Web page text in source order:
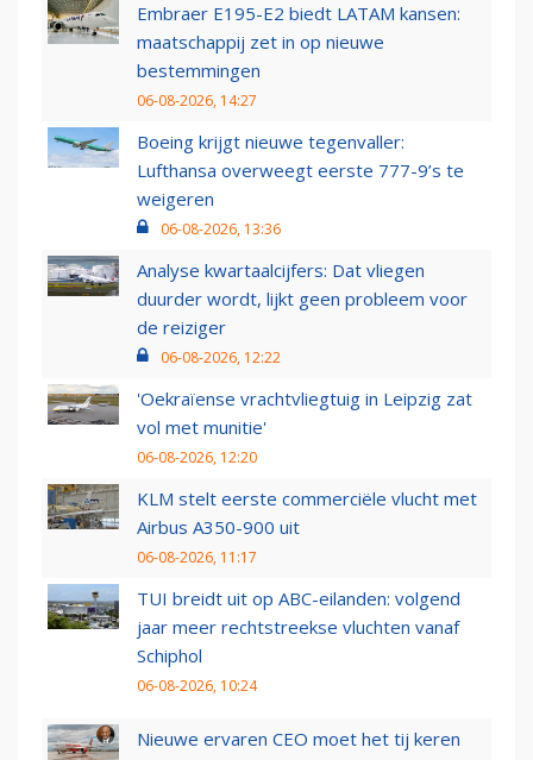
Embraer E195-E2 biedt LATAM kansen:
maatschappij zet in op nieuwe
bestemmingen
06-08-2026, 14:27
Boeing krijgt nieuwe tegenvaller:
Lufthansa overweegt eerste 777-9’s te
weigeren
06-08-2026, 13:36
Analyse kwartaalcijfers: Dat vliegen
duurder wordt, lijkt geen probleem voor
de reiziger
06-08-2026, 12:22
'Oekraïense vrachtvliegtuig in Leipzig zat
vol met munitie'
06-08-2026, 12:20
KLM stelt eerste commerciële vlucht met
Airbus A350-900 uit
06-08-2026, 11:17
TUI breidt uit op ABC-eilanden: volgend
jaar meer rechtstreekse vluchten vanaf
Schiphol
06-08-2026, 10:24
Nieuwe ervaren CEO moet het tij keren